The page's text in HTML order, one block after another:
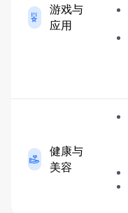
游戏与
应用
健康与
美容